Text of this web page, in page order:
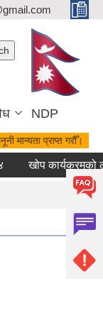
NDP
मान्यता प्राप्त गरौँ।
खोप कार्यक्रमको